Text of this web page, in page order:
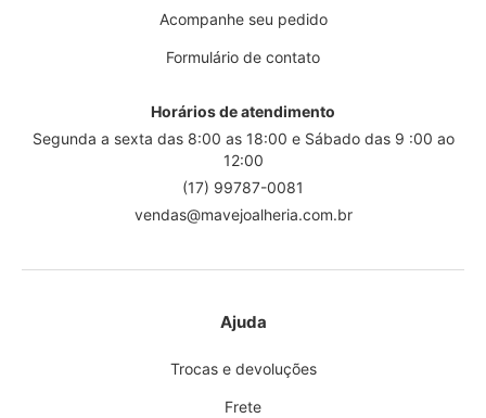
Acompanhe seu pedido
Formulário de contato
Horários de atendimento
Segunda a sexta das 8:00 as 18:00 e Sábado das 9 :00 ao
12:00
(17) 99787-0081
vendas@mavejoalheria.com.br
Ajuda
Trocas e devoluções
Frete